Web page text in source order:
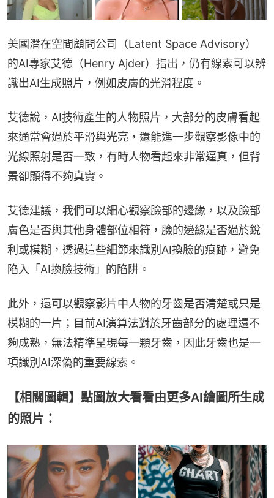
美國潛在空間顧問公司（Latent Space Advisory）
的AI專家艾德（Henry Ajder）指出，仍有線索可以辨
識出AI生成照片，例如皮膚的光滑程度。
艾德說，AI技術產生的人物照片，大部分的皮膚看起
來通常會過於平滑與光亮，還能進一步觀察影像中的
光線照射是否一致，有時人物看起來非常逼真，但背
景卻顯得不夠真實。
艾德建議，我們可以細心觀察臉部的邊緣，以及臉部
膚色是否與其他身體部位相符，臉的邊緣是否過於銳
利或模糊，透過這些細節來識別AI換臉的痕跡，避免
陷入「AI換臉技術」的陷阱。
此外，還可以觀察影片中人物的牙齒是否清楚或只是
模糊的一片；目前AI演算法對於牙齒部分的處理還不
夠成熟，無法精準呈現每一顆牙齒，因此牙齒也是一
項識別AI深偽的重要線索。
【相關圖輯】點圖放大看看由更多AI繪圖所生成
的照片：